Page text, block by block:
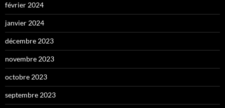
février 2024
janvier 2024
décembre 2023
novembre 2023
octobre 2023
septembre 2023